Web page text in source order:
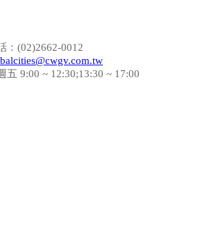
：(02)2662-0012
五 9:00 ~ 12:30;13:30 ~ 17:00